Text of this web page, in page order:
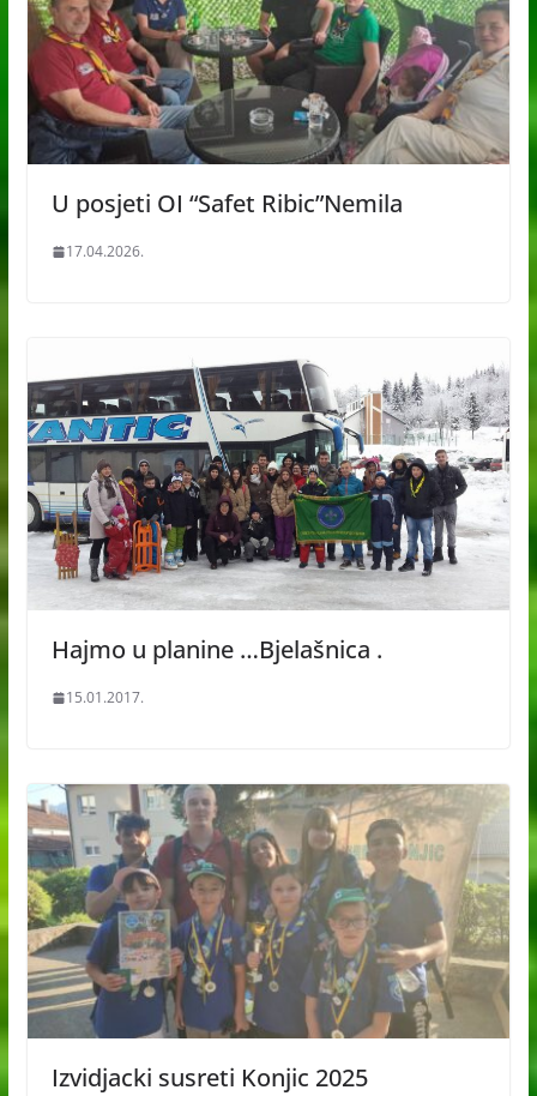
U posjeti OI “Safet Ribic”Nemila
17.04.2026.
Hajmo u planine …Bjelašnica .
15.01.2017.
Izvidjacki susreti Konjic 2025